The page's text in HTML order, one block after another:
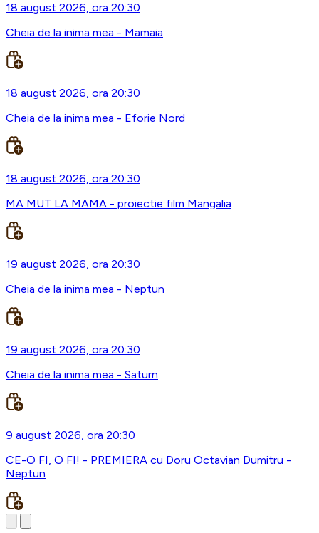
18 august 2026, ora 20:30
Cheia de la inima mea - Mamaia
18 august 2026, ora 20:30
Cheia de la inima mea - Eforie Nord
18 august 2026, ora 20:30
MA MUT LA MAMA - proiectie film Mangalia
19 august 2026, ora 20:30
Cheia de la inima mea - Neptun
19 august 2026, ora 20:30
Cheia de la inima mea - Saturn
9 august 2026, ora 20:30
CE-O FI, O FI! - PREMIERA cu Doru Octavian Dumitru -
Neptun